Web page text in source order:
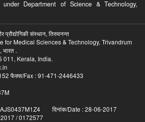
Department of Science & Technology,
प्रौद्योगिकी संस्थान, तिरुवनन्त
for Medical Sciences & Technology, Trivandrum
.
011, Kerala, India.
फैक्स/Fax : 91-471-2446433
दिनांक/Date : 28-06-2017
/ 0172577